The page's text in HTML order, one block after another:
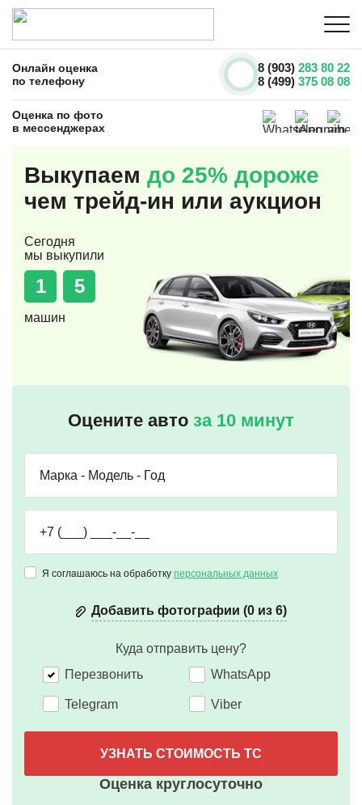
Онлайн оценка
по телефону
8 (903) 283 80 22
8 (499) 375 08 08
Оценка по фото
в мессенджерах
Выкупаем до 25% дороже
чем трейд-ин или аукцион
Сегодня
мы выкупили
1 5
машин
Оцените авто за 10 минут
Я соглашаюсь на обработку персональных данных
Добавить фотографии (0 из 6)
Куда отправить цену?
Перезвонить
WhatsApp
Telegram Viber
УЗНАТЬ СТОИМОСТЬ ТС
Оценка круглосуточно